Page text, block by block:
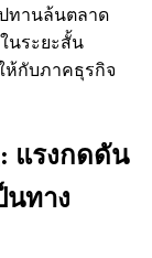
ทานล้นตลาด
นระยะสั้น
ห้กับภาคธุรกิจ
แรงกดดัน
นทาง